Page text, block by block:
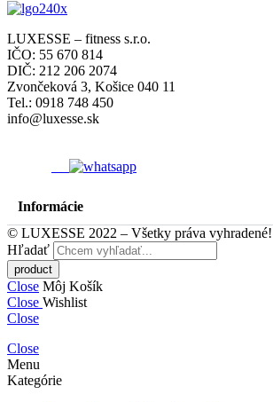
LUXESSE – fitness s.r.o.
IČO: 55 670 814
DIČ: 212 206 2074
Zvončeková 3, Košice 040 11
Tel.: 0918 748 450
info@luxesse.sk
Informácie
© LUXESSE 2022 – Všetky práva vyhradené!
Hľadať
Close Môj Košík
Close Wishlist
Close
Close
Menu
Kategórie